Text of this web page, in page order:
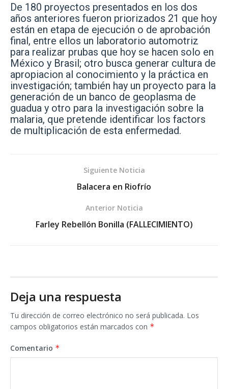
De 180 proyectos presentados en los dos
años anteriores fueron priorizados 21 que hoy
están en etapa de ejecución o de aprobación
final, entre ellos un laboratorio automotriz
para realizar prubas que hoy se hacen solo en
México y Brasil; otro busca generar cultura de
apropiacion al conocimiento y la práctica en
investigación; también hay un proyecto para la
generación de un banco de geoplasma de
guadua y otro para la investigación sobre la
malaria, que pretende identificar los factors
de multiplicación de esta enfermedad.
Siguiente Noticia
Balacera en Riofrío
Anterior Noticia
Farley Rebellón Bonilla (FALLECIMIENTO)
Deja una respuesta
Tu dirección de correo electrónico no será publicada. Los
campos obligatorios están marcados con *
Comentario *